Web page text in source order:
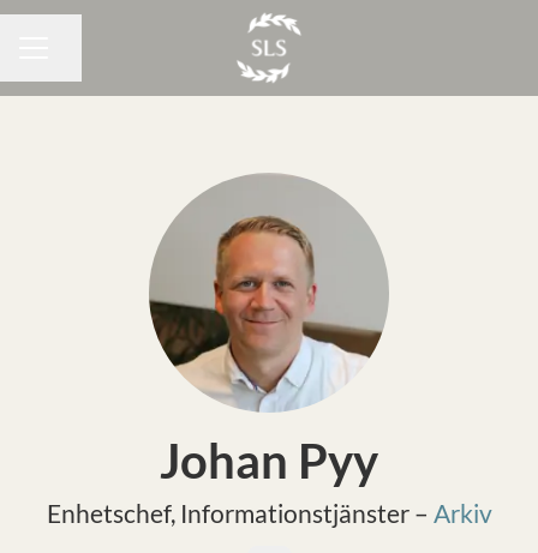
Johan Pyy
Enhetschef, Informationstjänster – Arkiv